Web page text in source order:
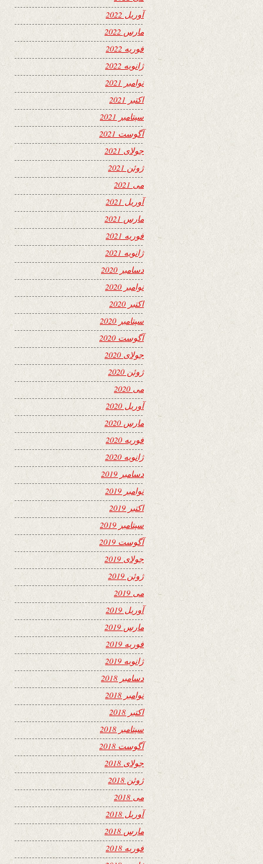
آوریل 2022
مارس 2022
فوریه 2022
ژانویه 2022
نوامبر 2021
اکتبر 2021
سپتامبر 2021
آگوست 2021
جولای 2021
ژوئن 2021
می 2021
آوریل 2021
مارس 2021
فوریه 2021
ژانویه 2021
دسامبر 2020
نوامبر 2020
اکتبر 2020
سپتامبر 2020
آگوست 2020
جولای 2020
ژوئن 2020
می 2020
آوریل 2020
مارس 2020
فوریه 2020
ژانویه 2020
دسامبر 2019
نوامبر 2019
اکتبر 2019
سپتامبر 2019
آگوست 2019
جولای 2019
ژوئن 2019
می 2019
آوریل 2019
مارس 2019
فوریه 2019
ژانویه 2019
دسامبر 2018
نوامبر 2018
اکتبر 2018
سپتامبر 2018
آگوست 2018
جولای 2018
ژوئن 2018
می 2018
آوریل 2018
مارس 2018
فوریه 2018